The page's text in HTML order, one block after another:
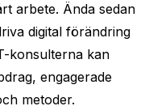
arbete. Ända sedan
digital förändring
konsulterna kan
engagerade
metoder.